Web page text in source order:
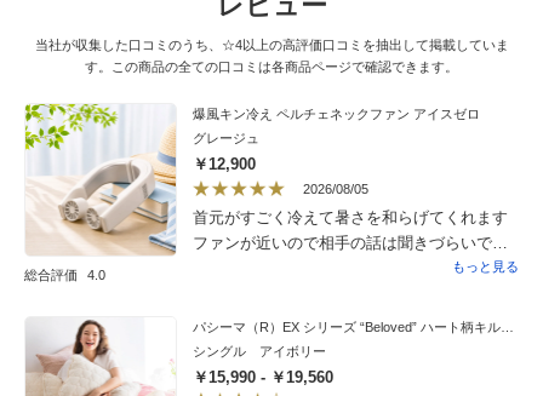
当社が収集した口コミのうち、☆4以上の高評価口コミを抽出して掲載していま
す。この商品の全ての口コミは各商品ページで確認できます。
総合評価 4.0
爆風キン冷え ペルチェネックファン アイスゼロ
グレージュ
￥12,900
2026/08/05
首元がすごく冷えて暑さを和らげてくれます
ファンが近いので相手の話は聞きづらいです
もっと見る
パシーマ（R）EX シリーズ “Beloved” ハート柄キルト キルトケット
シングル アイボリー
￥15,990 - ￥19,560